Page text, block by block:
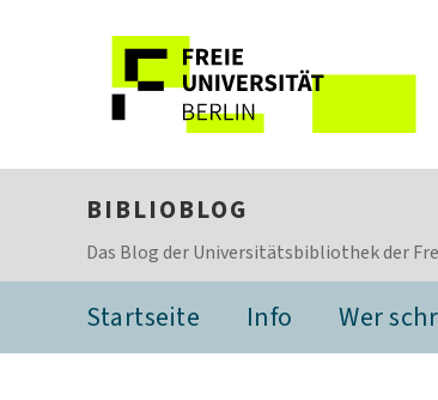
BIBLIOBLOG
Das Blog der Universitätsbibliothek der
Startseite Info Wer